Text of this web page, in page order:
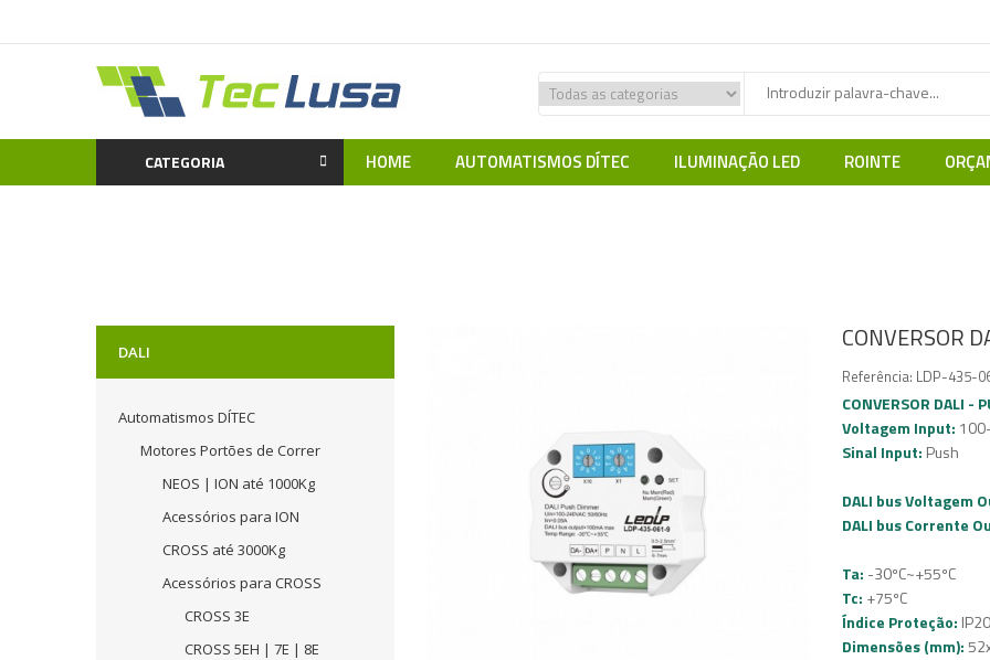
CATEGORIA HOME AUTOMATISMOS DÍTEC ILUMINAÇÃO LED ROINTE
DALI
Automatismos DÍTEC
Motores Portões de Correr
NEOS | ION até 1000Kg
Acessórios para ION
CROSS até 3000Kg
Acessórios para CROSS
CROSS 3E
CROSS 5EH | 7E | 8E
CONVERSOR
Referência: LDP-435-
CONVERSOR DALI -
Voltagem Input:
Sinal Input: Push
DALI bus Voltagem
DALI bus Corrente
Ta: -30ºC~+55ºC
Tc: +75ºC
Índice Proteção: IP20
Dimensões (mm):